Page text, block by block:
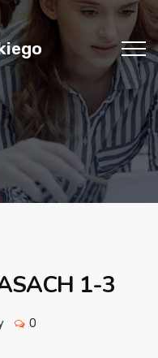
1-3
0